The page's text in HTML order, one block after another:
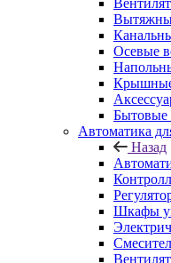
Осевые
Бытовые
Автоматика
Назад
Шкафы